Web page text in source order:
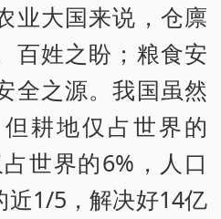
业大国来说，仓廪
百姓之盼；粮食安
全之源。我国虽然
耕地仅占世界的
世界的6%，人口
近1/5，解决好14亿